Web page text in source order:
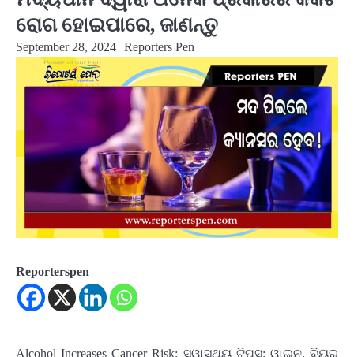
ରୋଗ ହୋଇପାରେ, ଜାଣନ୍ତୁ
September 28, 2024 Reporters Pen
Reporterspen
Alcohol Increases Cancer Risk: ସ୍ୱାସ୍ଥ୍ୟ ଟିପ୍ସ: ୱାଇନ, ବିୟର